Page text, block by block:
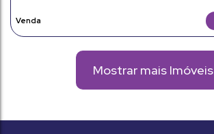
Mostrar mais Imóveis